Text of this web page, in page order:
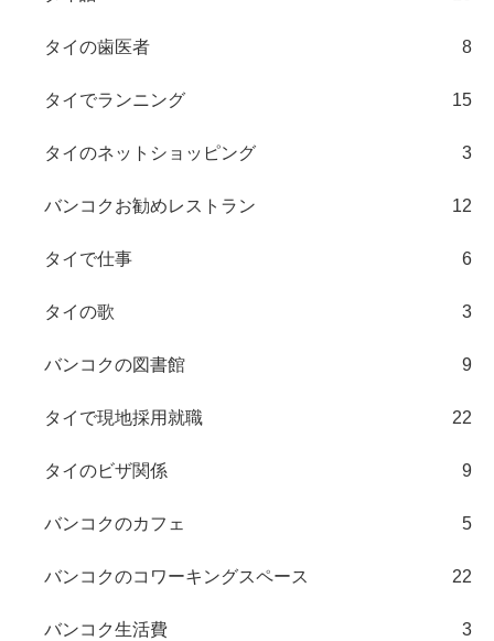
タイの歯医者 8
タイでランニング 15
タイのネットショッピング 3
バンコクお勧めレストラン 12
タイで仕事 6
タイの歌 3
バンコクの図書館 9
タイで現地採用就職 22
タイのビザ関係 9
バンコクのカフェ 5
バンコクのコワーキングスペース 22
バンコク生活費 3